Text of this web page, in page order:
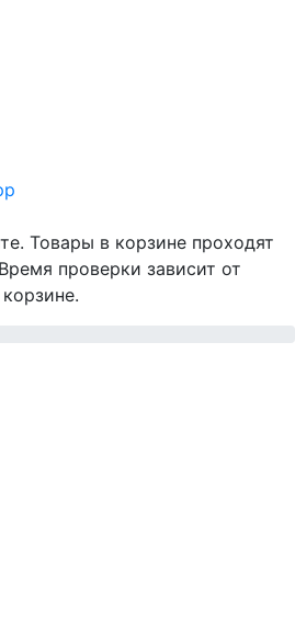
Товары в корзине проходят
проверки зависит от